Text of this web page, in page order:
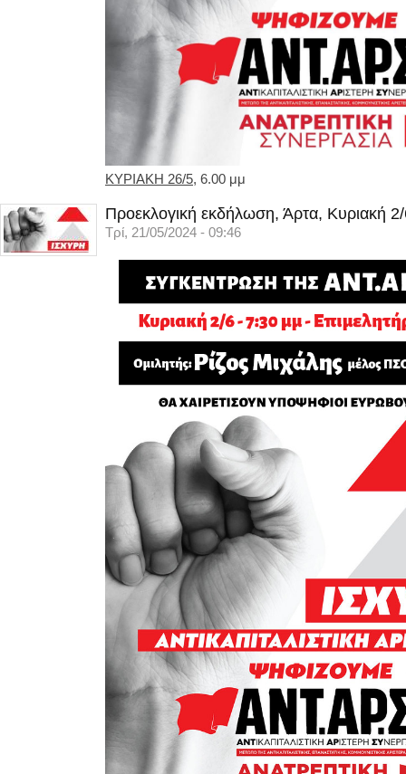
ΚΥΡΙΑΚΗ 26/5, 6.00 μμ
Προεκλογική εκδήλωση, Άρτα, Κυριακή
Τρί, 21/05/2024 - 09:46